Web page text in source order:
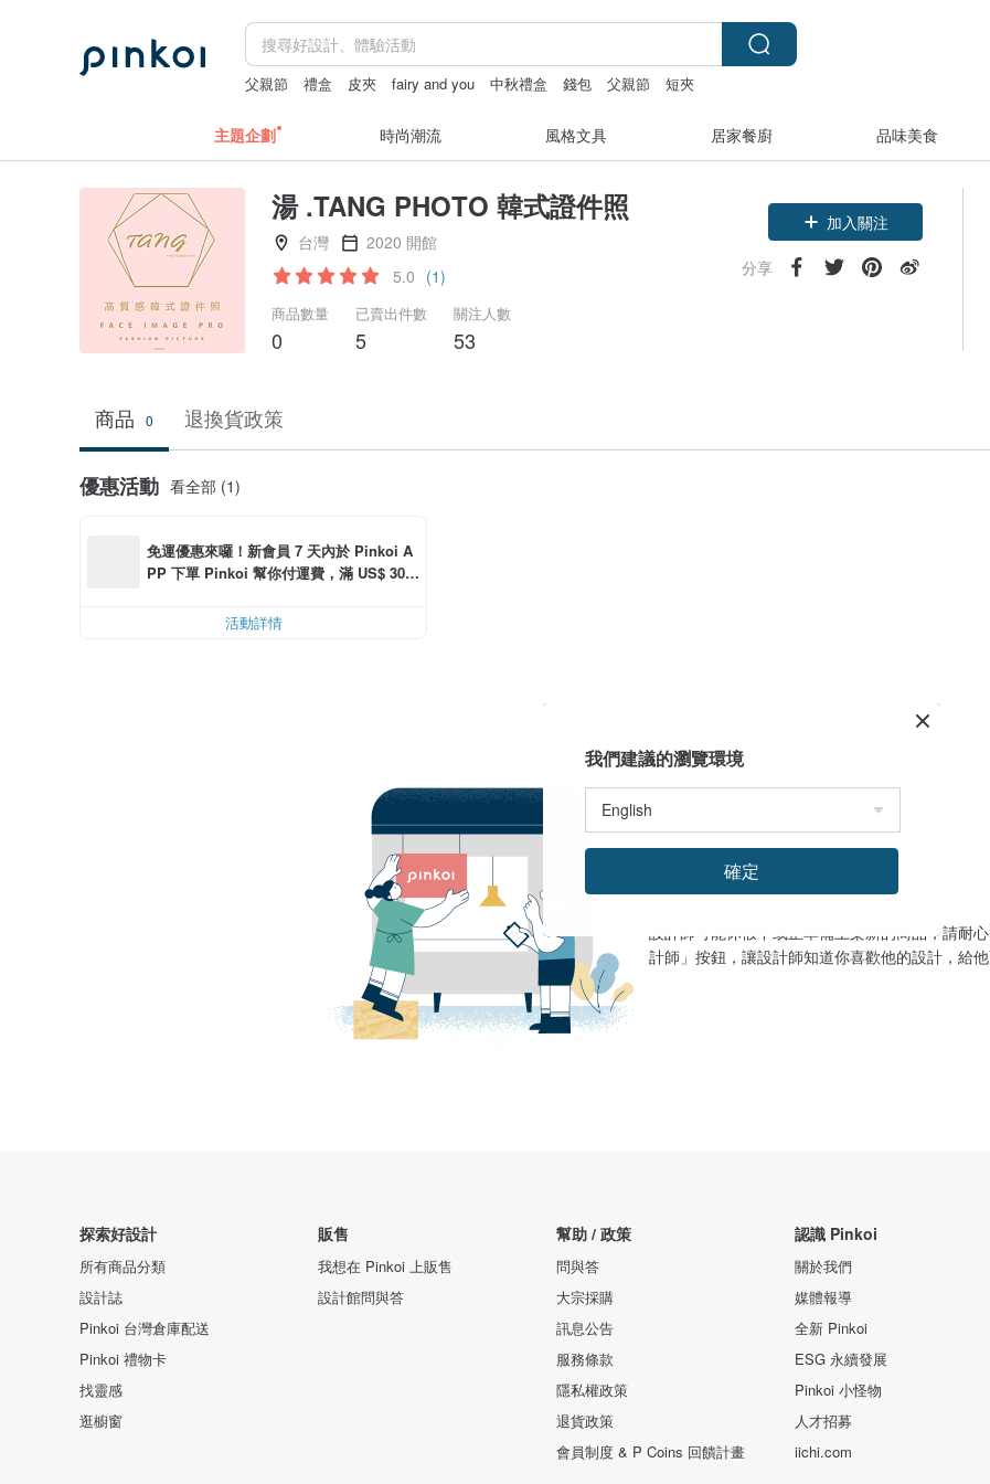
父親節 禮盒 皮夾 fairy and you 中秋禮盒 錢包 父親節 短夾
主題企劃 時尚潮流 風格文具 居家餐廚 品味美食
湯 .TANG PHOTO 韓式證件照
台灣
2020 開館
5.0 (1)
商品數量
0
已賣出件數
5
關注人數
53
加入關注
分享
商品 0 退換貨政策
優惠活動 看全部 (1)
免運優惠來囉！新會員 7 天內於 Pinkoi A
PP 下單 Pinkoi 幫你付運費，滿 US$ 30.0
活動詳情
設計館目前沒有商品
設計師可能休假中或正準備上架新的商品，請耐
計師」按鈕，讓設計師知道你喜歡他的設計，給他
探索好設計
所有商品分類
設計誌
Pinkoi 台灣倉庫配送
Pinkoi 禮物卡
找靈感
逛櫥窗
販售
我想在 Pinkoi 上販售
設計館問與答
幫助 / 政策
問與答
大宗採購
訊息公告
服務條款
隱私權政策
退貨政策
會員制度 & P Coins 回饋計畫
認識 Pinkoi
關於我們
媒體報導
全新 Pinkoi
ESG 永續發展
Pinkoi 小怪物
人才招募
iichi.com
我們建議的瀏覽環境
確定